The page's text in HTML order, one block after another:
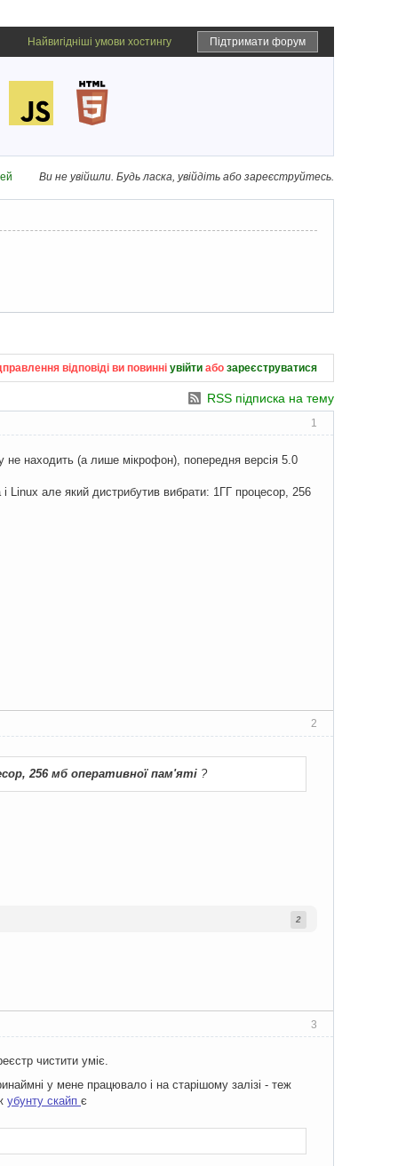
Підтримати форум
Найвигідніші умови хостингу
Ви не увійшли. Будь ласка, увійдіть або зареєструйтесь.
відповіді ви повинні увійти або зареєструватися
RSS підписка на тему
1
находить (а лише мікрофон), попередня версія 5.0
але який дистрибутив вибрати: 1ГГ процесор, 256
2
256 мб оперативної пам'яті ?
2
3
чистити уміє.
у мене працювало і на старішому залізі - теж
убунту скайп є